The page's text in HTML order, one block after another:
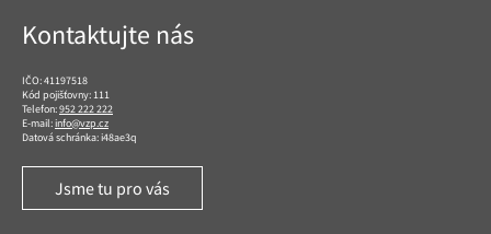
Kontaktujte nás
IČO: 41197518
Kód pojišťovny: 111
Telefon:952 222 222
E-mail:info@vzp.cz
Datová schránka: i48ae3q
Jsme tu pro vás